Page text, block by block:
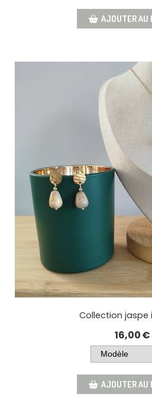
AJOUTER AU
Collection jaspe
16,00€
AJOUTER AU